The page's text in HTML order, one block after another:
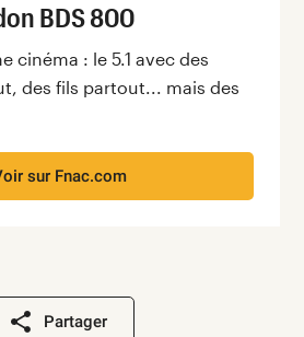
BDS 800
cinéma : le 5.1 avec des
des fils partout... mais des
sur Fnac.com
Partager